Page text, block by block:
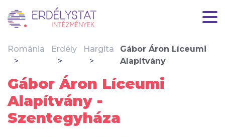
Románia Erdély Hargita
Gábor Áron Líceumi
Alapítvány
Gábor Áron Líceumi
Alapítvány -
Szentegyháza